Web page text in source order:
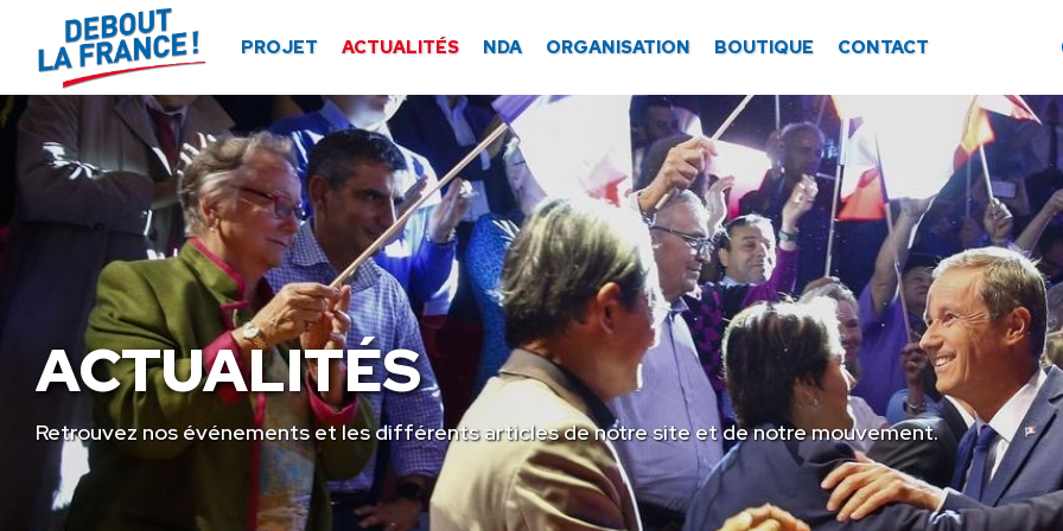
PROJET ACTUALITÉS NDA ORGANISATION BOUTIQUE CONTACT
ACTUALITÉS
Retrouvez nos événements et les différents articles de notre site et de notre mouvement.
Panneau de gestion des cookies